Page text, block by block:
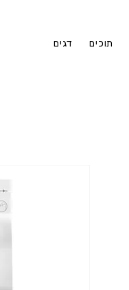
דגים תוכים